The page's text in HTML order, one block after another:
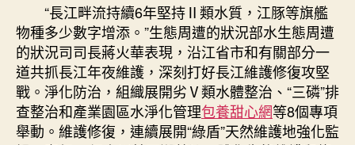
“長江畔流持續6年堅持Ⅱ類水質，江豚等旗艦
物種多少數字增添。”生態周遭的狀況部水生態周遭
的狀況司司長蔣火華表現，沿江省市和有關部分一
道共抓長江年夜維護，深刻打好長江維護修復攻堅
戰。淨化防治，組織展開劣Ⅴ類水體整治、“三磷”排
查整治和產業園區水淨化管理包養甜心網等8個專項
舉動。維護修復，連續展開“綠盾”天然維護地強化監